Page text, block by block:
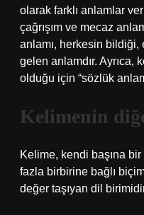
olarak farklı anlamlar
çağrışım ve mecaz
anlamı, herkesin bildiği,
gelen anlamdır. Ayrıca,
olduğu için “sözlük
Kelimenin
Kelime, kendi başına
fazla birbirine bağlı
değer taşıyan dil